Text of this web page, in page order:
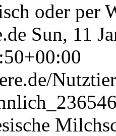
oder per
Sun, 11